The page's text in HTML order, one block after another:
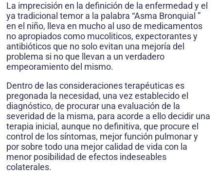
La imprecisión en la definición de la enfermedad y el
ya tradicional temor a la palabra “Asma Bronquial ”
en el niño, lleva en mucho al uso de medicamentos
no apropiados como mucoliticos, expectorantes y
antibióticos que no solo evitan una mejoría del
problema si no que llevan a un verdadero
empeoramiento del mismo.
Dentro de las consideraciones terapéuticas es
pregonada la necesidad, una vez establecido el
diagnóstico, de procurar una evaluación de la
severidad de la misma, para acorde a ello decidir una
terapia inicial, aunque no definitiva, que procure el
control de los síntomas, mejor función pulmonar y
por sobre todo una mejor calidad de vida con la
menor posibilidad de efectos indeseables
colaterales.